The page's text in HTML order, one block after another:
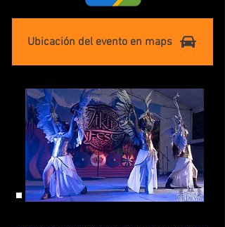
Ubicación del evento en maps